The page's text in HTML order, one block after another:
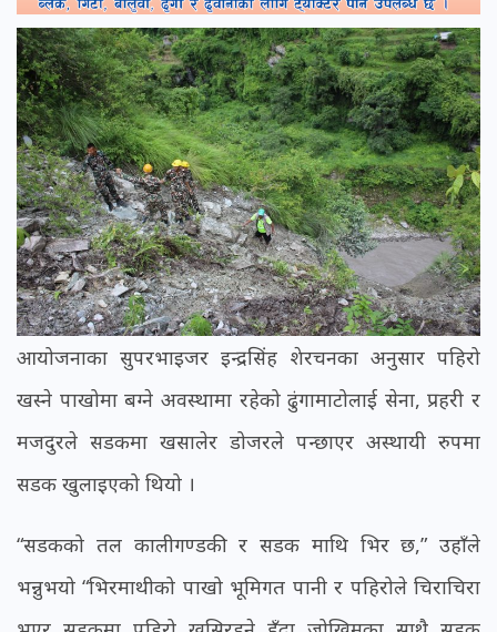
आयोजनाका सुपरभाइजर इन्द्रसिंह शेरचनका अनुसार पहिरो
खस्ने पाखोमा बग्ने अवस्थामा रहेको ढुंगामाटोलाई सेना, प्रहरी र
मजदुरले सडकमा खसालेर डोजरले पन्छाएर अस्थायी रुपमा
सडक खुलाइएको थियो ।
“सडकको तल कालीगण्डकी र सडक माथि भिर छ,” उहाँले
भन्नुभयो “भिरमाथीको पाखो भूमिगत पानी र पहिरोले चिराचिरा